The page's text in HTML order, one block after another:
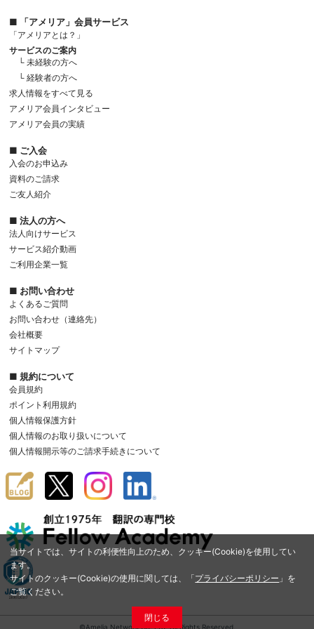
当サイトでは、サイトの利便性向上のため、クッキー(Cookie)を使用してい
ます。
サイトのクッキー(Cookie)の使用に関しては、「プライバシーポリシー 」を
ご覧ください。
閉じる
■ 「アメリア」会員サービス
「アメリアとは？」
サービスのご案内
└ 未経験の方へ
└ 経験者の方へ
求人情報をすべて見る
アメリア会員インタビュー
アメリア会員の実績
■ ご入会
入会のお申込み
資料のご請求
ご友人紹介
■ 法人の方へ
法人向けサービス
サービス紹介動画
ご利用企業一覧
■ お問い合わせ
よくあるご質問
お問い合わせ（連絡先）
会社概要
サイトマップ
■ 規約について
会員規約
ポイント利用規約
個人情報保護方針
個人情報のお取り扱いについて
個人情報開示等のご請求手続きについて
©Amelia Network Co.,Ltd. All Rights Reserved.